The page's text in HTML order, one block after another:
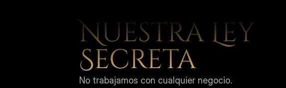
Nuestra Ley
Secreta
No trabajamos con cualquier negocio.